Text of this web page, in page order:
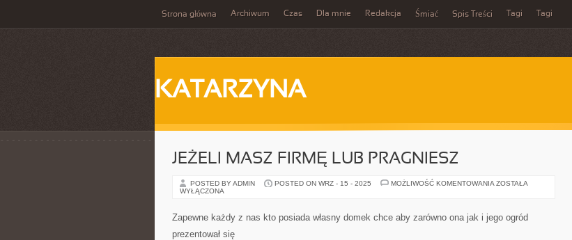
Strona główna Archiwum Czas Dla mnie Redakcja Śmiać Spis Treści Tagi Tagi
KATARZYNA
JEŻELI MASZ FIRMĘ LUB PRAGNIESZ
POSTED BY ADMIN POSTED ON WRZ - 15 - 2025 MOŻLIWOŚĆ KOMENTOWANIA JEŻELI
PRAGNIESZ
ZOSTAŁA
WYŁĄCZONA
Zapewne każdy z nas kto posiada własny domek chce aby zarówno ona jak i jego ogród
prezentował się